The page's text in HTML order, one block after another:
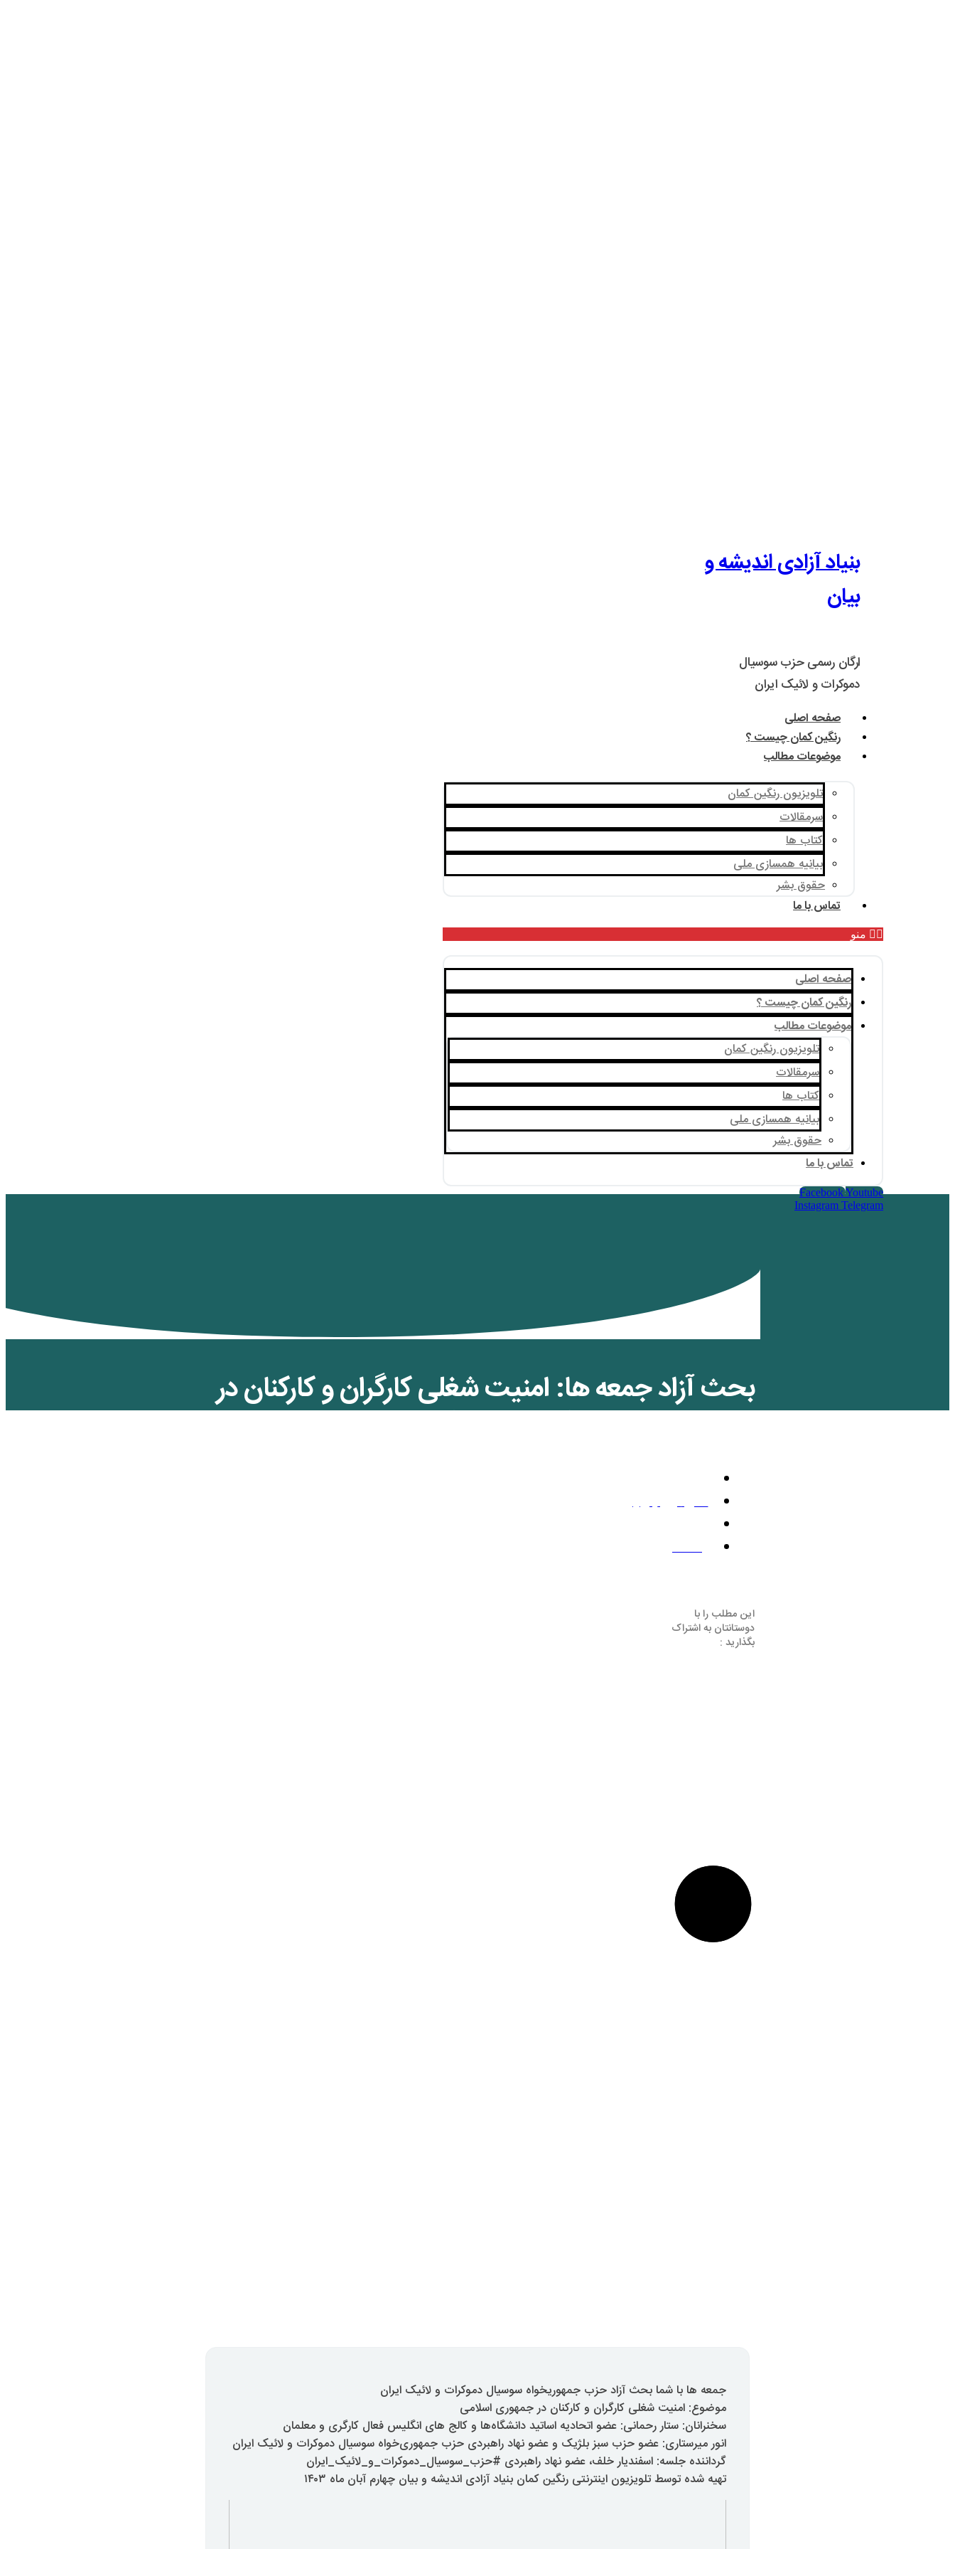
بنیاد آزادی اندیشه و
بیان
ارگان رسمی حزب سوسیال
دموکرات و لائیک ایران
صفحه اصلی
رنگین کمان چیست ؟
موضوعات مطالب
تلویزیون رنگین کمان
سرمقالات
کتاب ها
بیانیه همسازی ملی
حقوق بشر
تماس با ما
منو
صفحه اصلی
رنگین کمان چیست ؟
موضوعات مطالب
تلویزیون رنگین کمان
سرمقالات
کتاب ها
بیانیه همسازی ملی
حقوق بشر
تماس با ما
FacebookYoutube
Instagram Telegram
بحث آزاد جمعه ها: امنیت شغلی کارگران و کارکنان در
اکتبر 27, 2024
یک نظر
این مطلب را با
دوستانتان به اشتراک
بگذارید :
جمعه ها با شما بحث آزاد حزب جمهوریخواه سوسیال دموکرات و لائیک ایران
موضوع: امنیت شغلی کارگران و کارکنان در جمهوری اسلامی
سخنرانان: ستار رحمانی: عضو اتحادیه اساتید دانشگاه‌ها و کالج های انگلیس فعال کارگری و معلمان
انور میرستاری: عضو حزب سبز بلژیک و عضو نهاد راهبردی حزب جمهوری‌خواه سوسیال دموکرات و لائیک ایران
گرداننده جلسه: اسفندیار خلف، عضو نهاد راهبردی #حزب_سوسیال_دموکرات_و_لائیک_ایران
تهیه شده توسط تلویزیون اینترنتی رنگین کمان بنیاد آزادی اندیشه و بیان چهارم آبان ماه ۱۴۰۳